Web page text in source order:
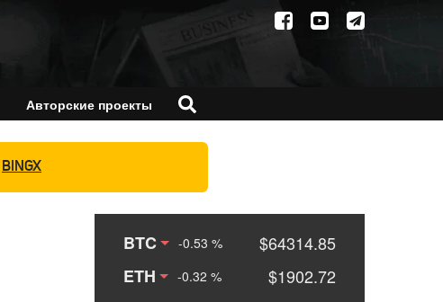
Авторские проекты
BINGX
BTC -0.53 %
$64314.85
ETH
-0.32 % $1902.72